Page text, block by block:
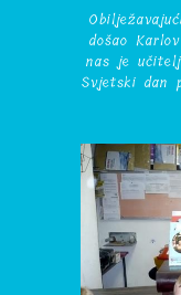
došao
nas je
Svjetski dan